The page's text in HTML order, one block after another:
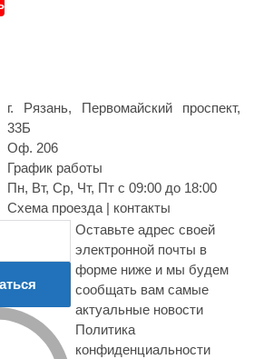
г. Рязань, Первомайский проспект,
33Б
Оф. 206
График работы
Пн, Вт, Ср, Чт, Пт с 09:00 до 18:00
Схема проезда | контакты
Оставьте адрес своей
электронной почты в
форме ниже и мы будем
сообщать вам самые
актуальные новости
Политика
конфиденциальности